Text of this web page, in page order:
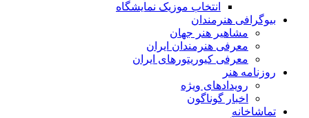
انتخاب موزیک نمایشگاه
بیوگرافی هنرمندان
مشاهیر هنر جهان
معرفی هنرمندان ایران
معرفی کیوریتورهای ایران
روزنامه هنر
رویدادهای ویژه
اخبار گوناگون
تماشاخانه